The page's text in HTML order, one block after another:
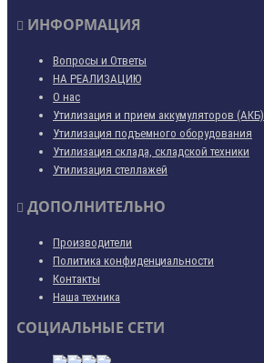
ИНФОРМАЦИЯ
Вопросы и Ответы
НА РЕАЛИЗАЦИЮ
О нас
Утилизация и прием аккумуляторов (АКБ)
Утилизация подъемного оборудования
Утилизация склада, складской техники
Утилизация стеллажей
ДОПОЛНИТЕЛЬНО
Производители
Политика конфиденциальности
Контакты
Наша техника
СОЦИАЛЬНЫЕ СЕТИ